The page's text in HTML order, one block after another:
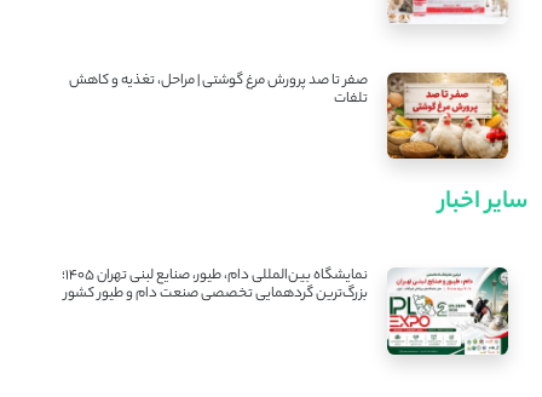
صفر تا صد پرورش مرغ گوشتی | مراحل، تغذیه و کاهش
تلفات
سایر اخبار
نمایشگاه بین‌المللی دام، طیور، صنایع لبنی تهران ۱۴۰۵؛
بزرگ‌ترین گردهمایی تخصصی صنعت دام و طیور کشور